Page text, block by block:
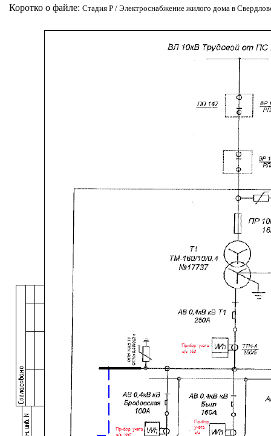
Коротко о файле: Стадия Р / Электроснабжение жилого дома в